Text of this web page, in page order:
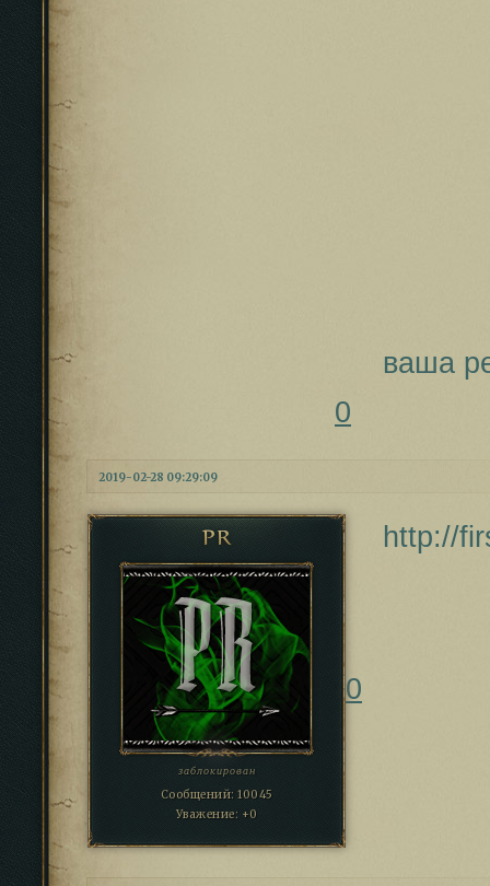
ваша
0
2019-02-28 09:29:09
PR
заблокирован
Сообщений: 10045
Уважение: +0
http://
0